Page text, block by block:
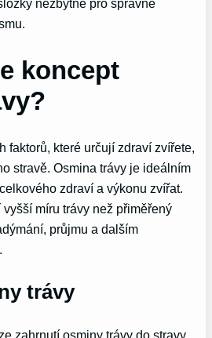
nezbytné pro správné
koncept
faktorů, které určují zdraví zvířete,
stravě. Osmina trávy je ideálním
zdraví a výkonu zvířat.
míru trávy než přiměřený
průjmu a dalším
trávy
zahrnutí osminy trávy do stravy